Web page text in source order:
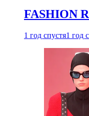
FASHION
1 год спустя1 год